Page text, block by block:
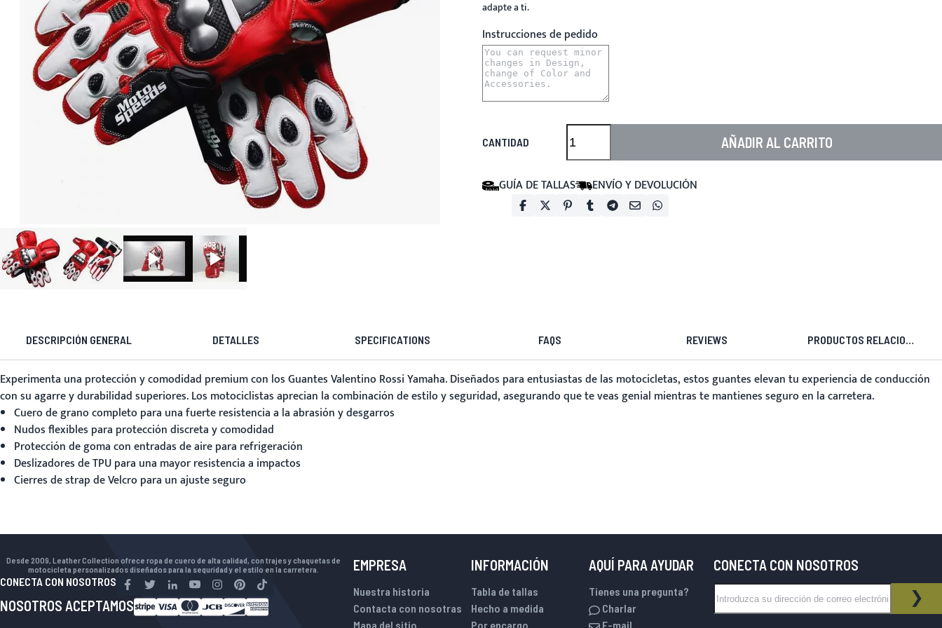
adapte a ti.
Instrucciones de pedido
CANTIDAD AÑADIR AL CARRITO
GUÍA DE TALLAS ENVÍO Y DEVOLUCIÓN
DESCRIPCIÓN GENERAL DETALLES SPECIFICATIONS FAQS REVIEWS PRODUCTOS RELACIONADOS
Experimenta una protección y comodidad premium con losGuantes Valentino Rossi Yamaha. Diseñados para entusiastas de las motocicletas, estos guantes elevan tu experiencia de conducción
con su agarre y durabilidad superiores. Los motociclistas aprecian la combinación de estilo y seguridad, asegurando que te veas genial mientras te mantienes seguro en la carretera.
Cuero de grano completo para una fuerte resistencia a la abrasión y desgarros
Nudos flexibles para protección discreta y comodidad
Protección de goma con entradas de aire para refrigeración
Deslizadores de TPU para una mayor resistencia a impactos
Cierres de strap de Velcro para un ajuste seguro
Desde 2009, Leather Collection ofrece ropa de cuero de alta calidad, con trajes y chaquetas de
motocicleta personalizados diseñados para la seguridad y el estilo en la carretera.
CONECTA CON NOSOTROS
NOSOTROS ACEPTAMOS
EMPRESA
Nuestra historia
Contacta con nosotras
Mapa del sitio
INFORMACIÓN
Tabla de tallas
Hecho a medida
Por encargo
AQUÍ PARA AYUDAR
Tienes una pregunta?
Charlar
E-mail
CONECTA CON NOSOTROS
BOLETÍN DE NOTICIAS